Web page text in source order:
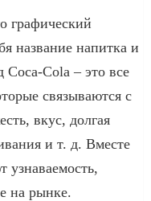
графический
название напитка и
Coca-Cola – это все
связываются с
вкус, долгая
и т. д. Вместе
узнаваемость,
на рынке.